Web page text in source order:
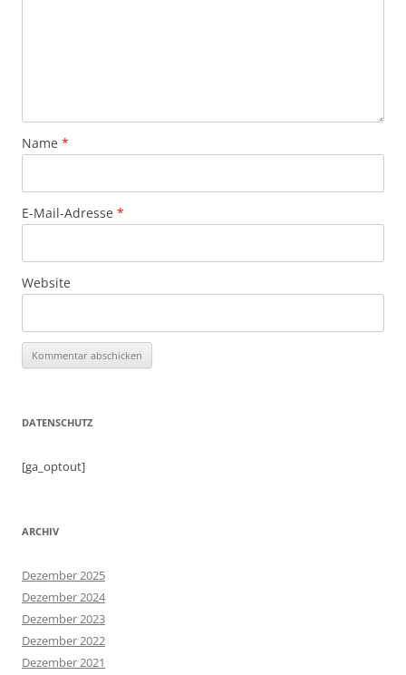
Name *
E-Mail-Adresse *
Website
DATENSCHUTZ
[ga_optout]
ARCHIV
Dezember 2025
Dezember 2024
Dezember 2023
Dezember 2022
Dezember 2021